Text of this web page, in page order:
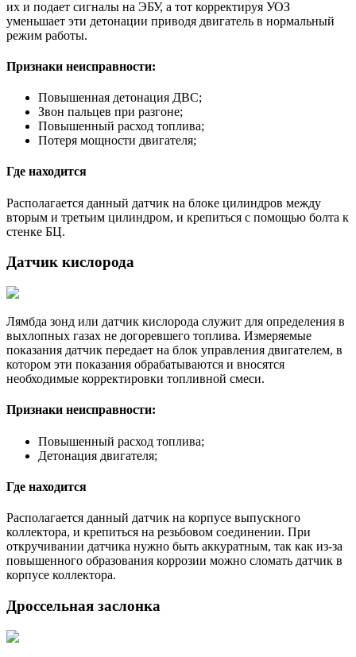
их и подает сигналы на ЭБУ, а тот корректируя УОЗ
уменьшает эти детонации приводя двигатель в нормальный
режим работы.
Признаки неисправности:
Повышенная детонация ДВС;
Звон пальцев при разгоне;
Повышенный расход топлива;
Потеря мощности двигателя;
Где находится
Располагается данный датчик на блоке цилиндров между
вторым и третьим цилиндром, и крепиться с помощью болта к
стенке БЦ.
Датчик кислорода
Лямбда зонд или датчик кислорода служит для определения в
выхлопных газах не догоревшего топлива. Измеряемые
показания датчик передает на блок управления двигателем, в
котором эти показания обрабатываются и вносятся
необходимые корректировки топливной смеси.
Признаки неисправности:
Повышенный расход топлива;
Детонация двигателя;
Где находится
Располагается данный датчик на корпусе выпускного
коллектора, и крепиться на резьбовом соединении. При
откручивании датчика нужно быть аккуратным, так как из-за
повышенного образования коррозии можно сломать датчик в
корпусе коллектора.
Дроссельная заслонка